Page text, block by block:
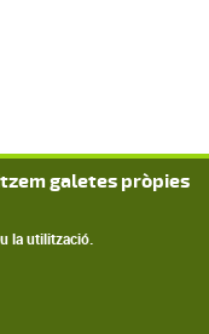
galetes pròpies
la utilització.